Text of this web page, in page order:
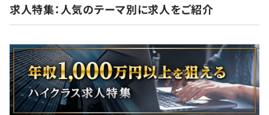
求人特集：人気のテーマ別に求人をご紹介